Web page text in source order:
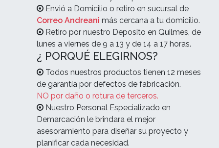
Envió a Domicilio o retiro en sucursal de
Correo Andreani más cercana a tu domicilio.
Retiro por nuestro Deposito en Quilmes, de
lunes a viernes de 9 a 13 y de 14 a 17 horas.
¿ PORQUÉ ELEGIRNOS?
Todos nuestros productos tienen 12 meses
de garantía por defectos de fabricación.
NO por daño o rotura de terceros.
Nuestro Personal Especializado en
Demarcación le brindara el mejor
asesoramiento para diseñar su proyecto y
planificar cada necesidad.